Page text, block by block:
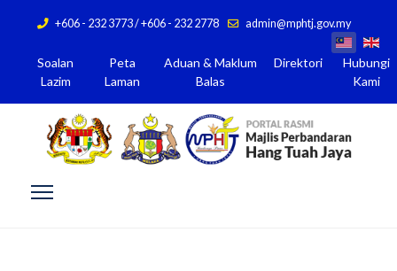
+606 - 232 3773 / +606 - 232 2778 admin@mphtj.gov.my
Soalan
Lazim
Peta
Laman
Aduan & Maklum
Balas
Direktori
Hubungi
Kami